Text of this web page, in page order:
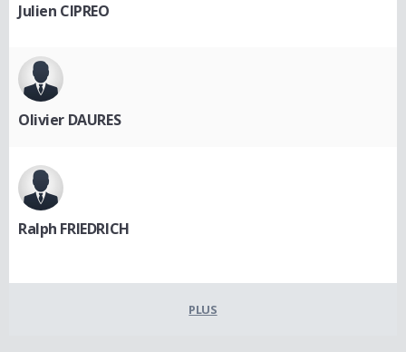
Julien CIPREO
Olivier DAURES
Ralph FRIEDRICH
PLUS